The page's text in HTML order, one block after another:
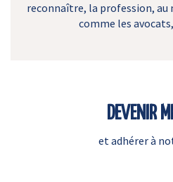
reconnaître, la profession,
comme les
DEVENIR
et adhérer à